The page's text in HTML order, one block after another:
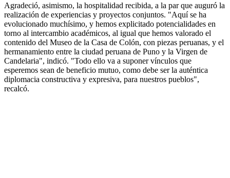
Agradeció, asimismo, la hospitalidad recibida, a la par que auguró la
realización de experiencias y proyectos conjuntos. "Aquí se ha
evolucionado muchísimo, y hemos explicitado potencialidades en
torno al intercambio académicos, al igual que hemos valorado el
contenido del Museo de la Casa de Colón, con piezas peruanas, y el
hermanamiento entre la ciudad peruana de Puno y la Virgen de
Candelaria", indicó. "Todo ello va a suponer vínculos que
esperemos sean de beneficio mutuo, como debe ser la auténtica
diplomacia constructiva y expresiva, para nuestros pueblos",
recalcó.